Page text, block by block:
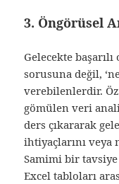
3. Öngörüsel
Gelecekte
sorusuna değil,
verebilenlerdir.
gömülen veri
ders çıkararak
ihtiyaçlarını
Samimi bir
Excel tabloları